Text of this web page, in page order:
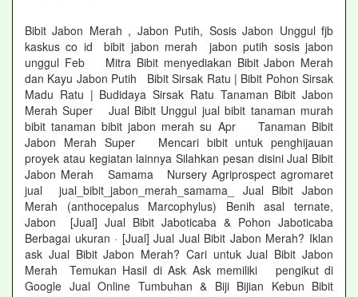
Bibit Jabon Merah , Jabon Putih, Sosis Jabon Unggul fjb
kaskus co id bibit jabon merah jabon putih sosis jabon
unggul Feb Mitra Bibit menyediakan Bibit Jabon Merah
dan Kayu Jabon Putih Bibit Sirsak Ratu | Bibit Pohon Sirsak
Madu Ratu | Budidaya Sirsak Ratu Tanaman Bibit Jabon
Merah Super Jual Bibit Unggul jual bibit tanaman murah
bibit tanaman bibit jabon merah su Apr Tanaman Bibit
Jabon Merah Super Mencari bibit untuk penghijauan
proyek atau kegiatan lainnya Silahkan pesan disini Jual Bibit
Jabon Merah Samama Nursery Agriprospect agromaret
jual jual_bibit_jabon_merah_samama_ Jual Bibit Jabon
Merah (anthocepalus Marcophylus) Benih asal ternate,
Jabon [Jual] Jual Bibit Jaboticaba & Pohon Jaboticaba
Berbagai ukuran · [Jual] Jual Jual Bibit Jabon Merah? Iklan
ask Jual Bibit Jabon Merah? Cari untuk Jual Bibit Jabon
Merah Temukan Hasil di Ask Ask memiliki pengikut di
Google Jual Online Tumbuhan & Biji Bijian Kebun Bibit